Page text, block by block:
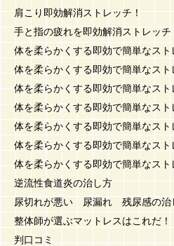
肩こり即効解消ストレッチ！
手と指の疲れを即効解消ストレッチ
体を柔らかくする即効で簡単なス
体を柔らかくする即効で簡単なス
体を柔らかくする即効で簡単なス
体を柔らかくする即効で簡単なス
体を柔らかくする即効で簡単なス
体を柔らかくする即効で簡単なス
体を柔らかくする即効で簡単なスト
逆流性食道炎の治し方
尿切れが悪い 尿漏れ 残尿感の
整体師が選ぶマットレスはこれだ
判口コミ